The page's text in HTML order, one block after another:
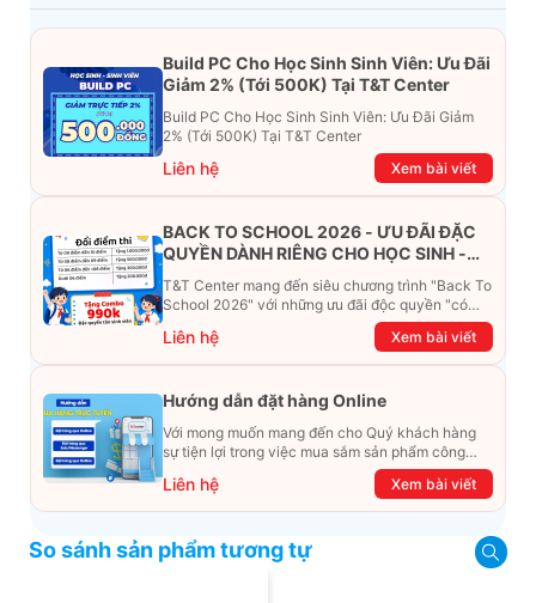
Build PC Cho Học Sinh Sinh Viên: Ưu Đãi
Giảm 2% (Tới 500K) Tại T&T Center
Build PC Cho Học Sinh Sinh Viên: Ưu Đãi Giảm
2% (Tới 500K) Tại T&T Center
Liên hệ Xem bài viết
BACK TO SCHOOL 2026 - ƯU ĐÃI ĐẶC
QUYỀN DÀNH RIÊNG CHO HỌC SINH -
T&T Center mang đến siêu chương trình "Back To
School 2026" với những ưu đãi độc quyền "có
một không hai". Đừng để chiếc ví phải "ét-ô-ét",
cùng khám phá ngay ưu đãi siêu khủng dưới đây
nhé!
Liên hệ Xem bài viết
Hướng dẫn đặt hàng Online
Với mong muốn mang đến cho Quý khách hàng
sự tiện lợi trong việc mua sắm sản phẩm công
nghệ từ xa. Trong bài viết này, T&T Center sẽ
hướng dẫn chi tiết cách mua hàng trực tuyến qua
các kênh online Website, Zalo, Messenger và
dễ dàng và nhanh chóng nhất. Cùng xem ngay
Liên hệ Xem bài viết
So sánh sản phẩm tương tự